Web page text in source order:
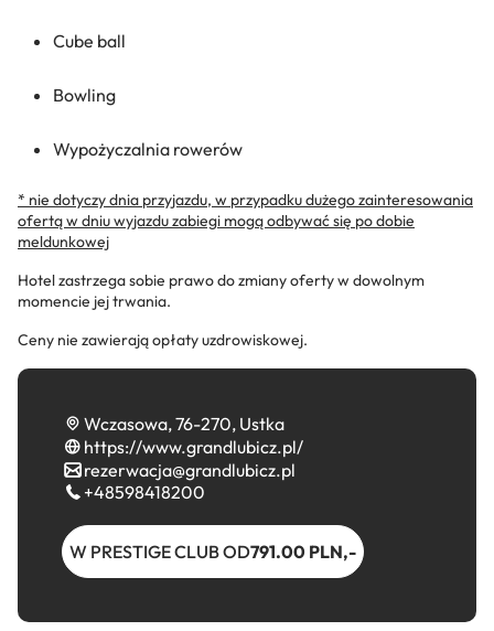
Cube ball
Bowling
Wypożyczalnia rowerów
* nie dotyczy dnia przyjazdu, w przypadku dużego zainteresowania
ofertą w dniu wyjazdu zabiegi mogą odbywać się po dobie
meldunkowej
Hotel zastrzega sobie prawo do zmiany oferty w dowolnym
momencie jej trwania.
Ceny nie zawierają opłaty uzdrowiskowej.
Wczasowa, 76-270, Ustka
https://www.grandlubicz.pl/
rezerwacja@grandlubicz.pl
+48598418200
W PRESTIGE CLUB OD791.00 PLN,-